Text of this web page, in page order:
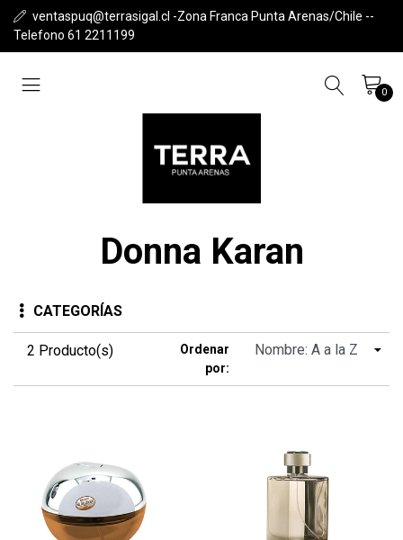
ventaspuq@terrasigal.cl -Zona Franca Punta Arenas/Chile --
Telefono 61 2211199
0
Donna Karan
CATEGORÍAS
2 Producto(s)
Ordenar
por: